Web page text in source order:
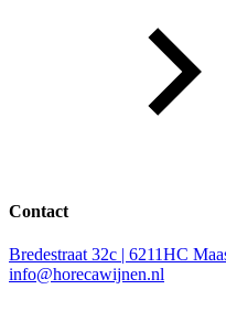
Contact
Bredestraat 32c | 6211HC
info@horecawijnen.nl